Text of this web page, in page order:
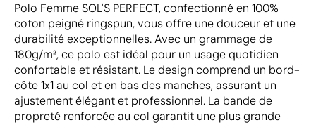
Polo Femme SOL'S PERFECT, confectionné en 100%
coton peigné ringspun, vous offre une douceur et une
durabilité exceptionnelles. Avec un grammage de
180g/m², ce polo est idéal pour un usage quotidien
confortable et résistant. Le design comprend un bord-
côte 1x1 au col et en bas des manches, assurant un
ajustement élégant et professionnel. La bande de
propreté renforcée au col garantit une plus grande